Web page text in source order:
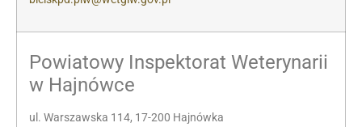
Powiatowy Inspektorat Weterynarii
w Hajnówce
ul. Warszawska 114, 17-200 Hajnówka